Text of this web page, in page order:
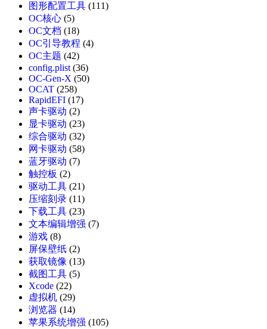
图形配置工具 (111)
OC核心 (5)
OC文档 (18)
OC引导教程 (4)
OC主题 (42)
config.plist(36)
OC-Gen-X (50)
OCAT (258)
RapidEFI (17)
声卡驱动 (2)
显卡驱动 (23)
综合驱动 (32)
网卡驱动 (58)
蓝牙驱动 (7)
触控板 (2)
驱动工具 (21)
压缩刻录 (11)
下载工具 (23)
文本编辑增强 (7)
游戏 (8)
屏保壁纸 (2)
获取镜像 (13)
截图工具 (5)
Xcode (22)
虚拟机 (29)
浏览器 (14)
苹果系统增强 (105)